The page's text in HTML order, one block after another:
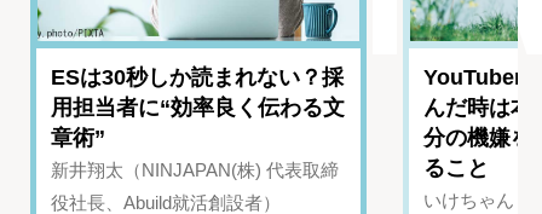
ESは30秒しか読まれない？採
用担当者に“効率良く伝わる文
章術”
新井翔太（NINJAPAN(株) 代表取締
役社長、Abuild就活創設者）
YouTuber
んだ時は
分の機嫌を
ること
いけちゃん（